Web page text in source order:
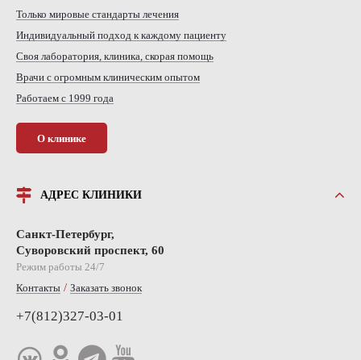
Только мировые стандарты лечения
Индивидуальный подход к каждому пациенту
Своя лаборатория, клиника, скорая помощь
Врачи с огромным клиническим опытом
Работаем с 1999 года
О клинике
АДРЕС КЛИНИКИ
Санкт-Петербург,
Суворовский проспект, 60
Режим работы 24/7
Контакты / Заказать звонок
+7(812)327-03-01